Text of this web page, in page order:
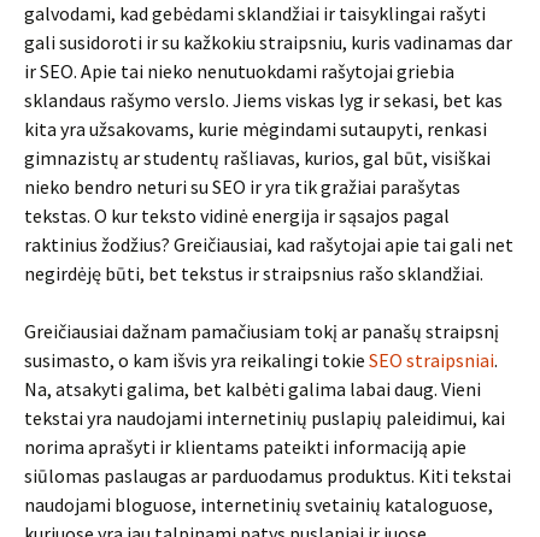
galvodami, kad gebėdami sklandžiai ir taisyklingai rašyti
gali susidoroti ir su kažkokiu straipsniu, kuris vadinamas dar
ir SEO. Apie tai nieko nenutuokdami rašytojai griebia
sklandaus rašymo verslo. Jiems viskas lyg ir sekasi, bet kas
kita yra užsakovams, kurie mėgindami sutaupyti, renkasi
gimnazistų ar studentų rašliavas, kurios, gal būt, visiškai
nieko bendro neturi su SEO ir yra tik gražiai parašytas
tekstas. O kur teksto vidinė energija ir sąsajos pagal
raktinius žodžius? Greičiausiai, kad rašytojai apie tai gali net
negirdėję būti, bet tekstus ir straipsnius rašo sklandžiai.
Greičiausiai dažnam pamačiusiam tokį ar panašų straipsnį
susimasto, o kam išvis yra reikalingi tokie SEO straipsniai.
Na, atsakyti galima, bet kalbėti galima labai daug. Vieni
tekstai yra naudojami internetinių puslapių paleidimui, kai
norima aprašyti ir klientams pateikti informaciją apie
siūlomas paslaugas ar parduodamus produktus. Kiti tekstai
naudojami bloguose, internetinių svetainių kataloguose,